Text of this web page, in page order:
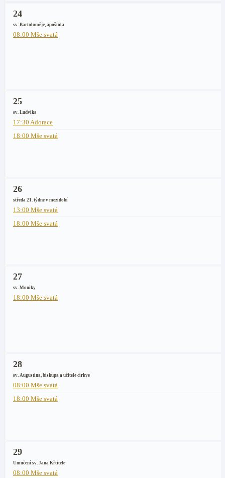
24
sv. Bartoloměje, apoštola
08:00 Mše svatá
25
sv. Ludvíka
17:30 Adorace
18:00 Mše svatá
26
středa 21. týdne v mezidobí
13:00 Mše svatá
18:00 Mše svatá
27
sv. Moniky
18:00 Mše svatá
28
sv. Augustina, biskupa a učitele církve
08:00 Mše svatá
18:00 Mše svatá
29
Umučení sv. Jana Křtitele
08:00 Mše svatá